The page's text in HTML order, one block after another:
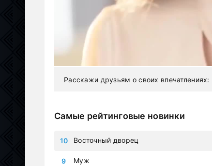
Расскажи друзьям о своих впечатлениях:
Самые рейтинговые новинки
Муж
Восточный дворец